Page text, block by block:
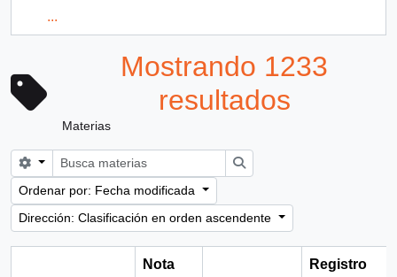
...
Mostrando 1233
resultados
Materias
Search options
Ordenar por: Fecha modificada
Dirección: Clasificación en orden ascendente
Nota
Registro